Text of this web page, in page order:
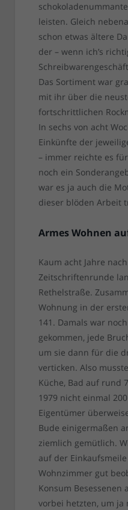
leisten. Gleich
schon etwas ältere
der – wenn ich’s
Das Sortiment war
mit ihr über die
fortschrittlichen
In sechs von acht
Einkünfte der
– immer reichte es
noch ein
war es ja auch die
dieser blöden Arbeit
Armes Wohnen
Kaum acht Jahre
Zeitschriftenrunde
Rethelstraße.
Wohnung in der
141. Damals war
gekommen, jede
um sie dann für die
verticken. Also
Küche, Bad auf rund
1979 nicht einmal
Eigentümer
Bude einigermaßen
ziemlich gemütlich.
auf der
Wohnzimmer gut
Konsum Besessenen
vorbei hetzten, um ja